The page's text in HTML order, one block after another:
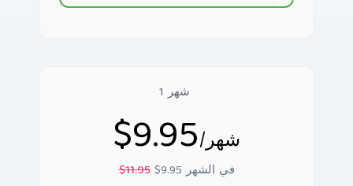
$9.95 /شهر
$11.95 $9.95 في الشهر